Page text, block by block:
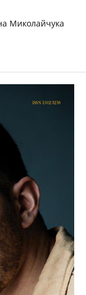
Миколайчука